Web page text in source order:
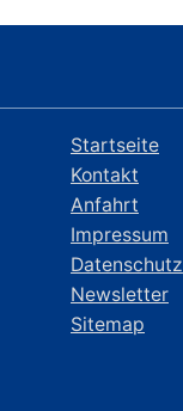
Startseite
Kontakt
Anfahrt
Impressum
Datenschutz
Newsletter
Sitemap